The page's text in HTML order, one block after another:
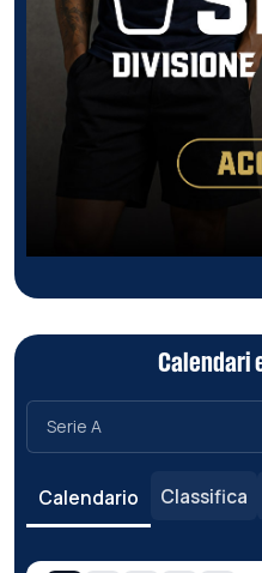
Calendari
Calendario Classifica